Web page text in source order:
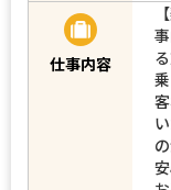
仕事内容